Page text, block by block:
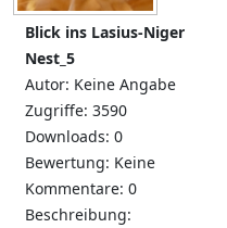
Blick ins Lasius-Niger
Nest_5
Autor: Keine Angabe
Zugriffe: 3590
Downloads: 0
Bewertung: Keine
Kommentare: 0
Beschreibung: